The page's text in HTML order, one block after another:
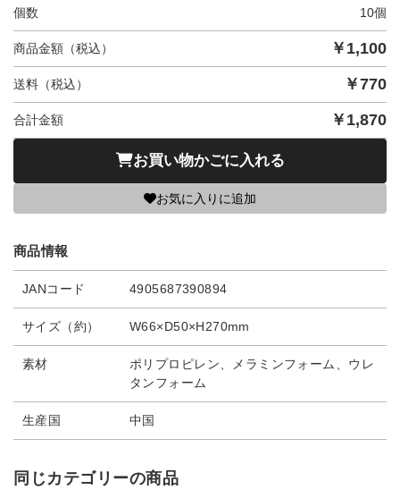
個数 10個
商品金額（税込） ￥ 1,100
送料（税込） ￥770
合計金額 ￥ 1,870
お買い物かごに入れる
お気に入りに追加
商品情報
JANコード 4905687390894
サイズ（約） W66×D50×H270mm
素材
ポリプロピレン、メラミンフォーム、ウレ
タンフォーム
生産国 中国
同じカテゴリーの商品